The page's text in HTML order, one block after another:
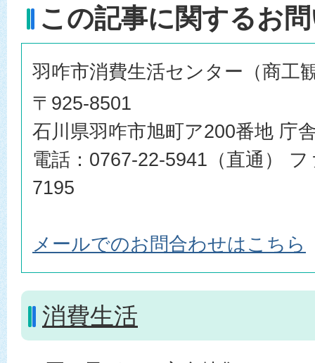
この記事に関するお
羽咋市消費生活センター（商工
〒925-8501
石川県羽咋市旭町ア200番地 庁
電話：0767-22-5941（直通）
7195
メールでのお問合わせはこちら
消費生活